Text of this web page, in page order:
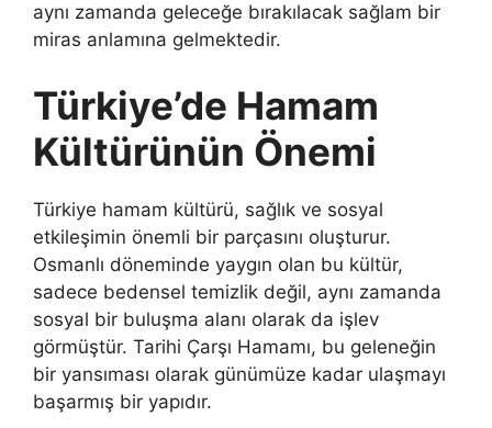
aynı zamanda geleceğe bırakılacak sağlam bir
miras anlamına gelmektedir.
Türkiye’de Hamam
Kültürünün Önemi
Türkiye hamam kültürü, sağlık ve sosyal
etkileşimin önemli bir parçasını oluşturur.
Osmanlı döneminde yaygın olan bu kültür,
sadece bedensel temizlik değil, aynı zamanda
sosyal bir buluşma alanı olarak da işlev
görmüştür. Tarihi Çarşı Hamamı, bu geleneğin
bir yansıması olarak günümüze kadar ulaşmayı
başarmış bir yapıdır.